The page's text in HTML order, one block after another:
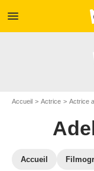
menu
Accueil Actrice Actrice
Accueil